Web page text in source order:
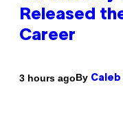
Released
Career
3 hours agoBy Caleb